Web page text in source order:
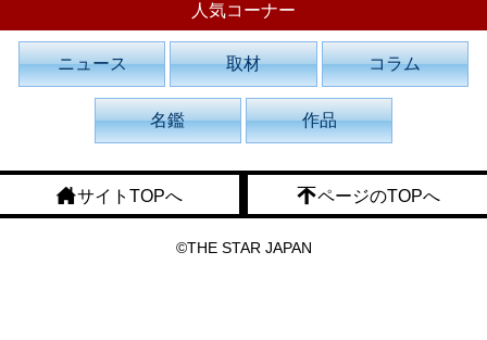
人気コーナー
ニュース 取材 コラム
名鑑 作品
サイトTOPへ ページのTOPへ
©THE STAR JAPAN